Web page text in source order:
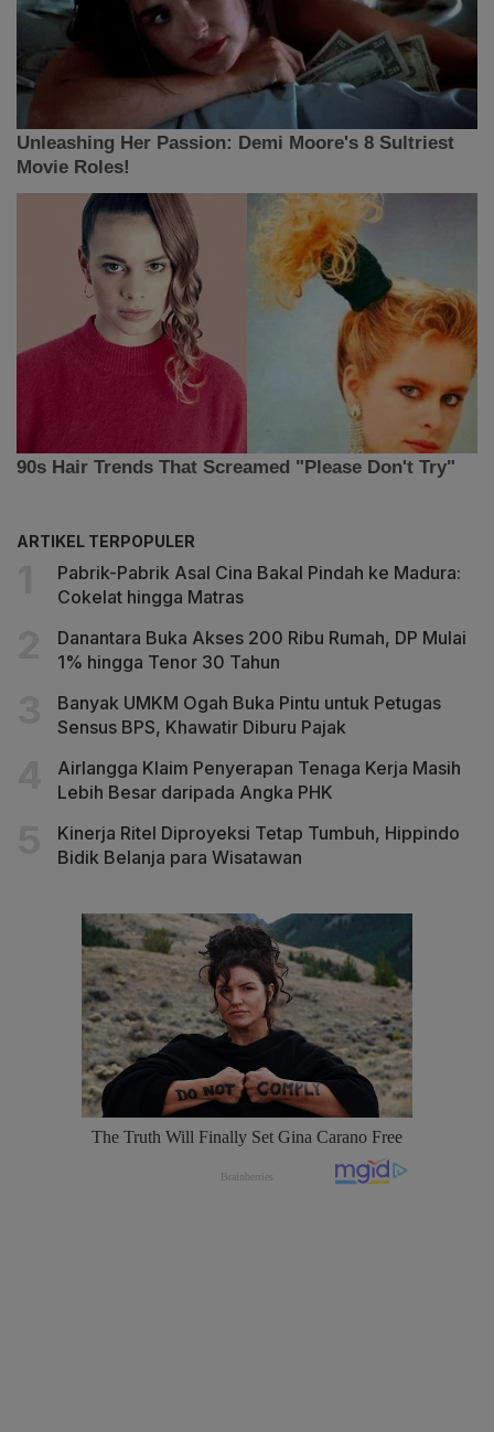
ARTIKEL TERPOPULER
Pabrik-Pabrik Asal Cina Bakal Pindah ke Madura:
Cokelat hingga Matras
Danantara Buka Akses 200 Ribu Rumah, DP Mulai
1% hingga Tenor 30 Tahun
Banyak UMKM Ogah Buka Pintu untuk Petugas
Sensus BPS, Khawatir Diburu Pajak
Airlangga Klaim Penyerapan Tenaga Kerja Masih
Lebih Besar daripada Angka PHK
Kinerja Ritel Diproyeksi Tetap Tumbuh, Hippindo
Bidik Belanja para Wisatawan